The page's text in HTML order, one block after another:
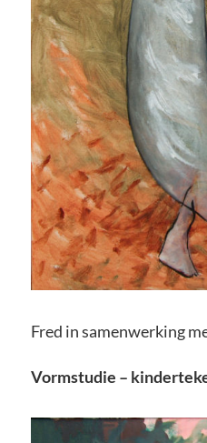
Fred in samenwerking
Vormstudie –